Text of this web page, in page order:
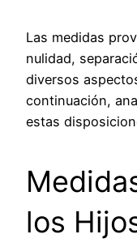
Las medidas
nulidad,
diversos
continuación,
estas
los